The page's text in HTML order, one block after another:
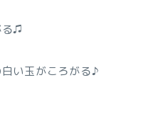
る♫
い玉がころがる♪